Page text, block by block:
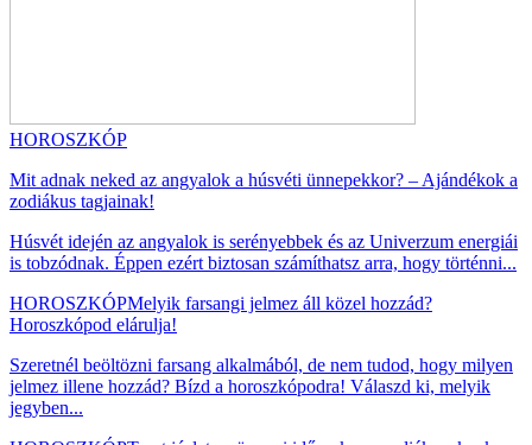
HOROSZKÓP
Mit adnak neked az angyalok a húsvéti ünnepekkor? – Ajándékok a
zodiákus tagjainak!
Húsvét idején az angyalok is serényebbek és az Univerzum energiái
is tobzódnak. Éppen ezért biztosan számíthatsz arra, hogy történni...
HOROSZKÓPMelyik farsangi jelmez áll közel hozzád?
Horoszkópod elárulja!
Szeretnél beöltözni farsang alkalmából, de nem tudod, hogy milyen
jelmez illene hozzád? Bízd a horoszkópodra! Válaszd ki, melyik
jegyben...